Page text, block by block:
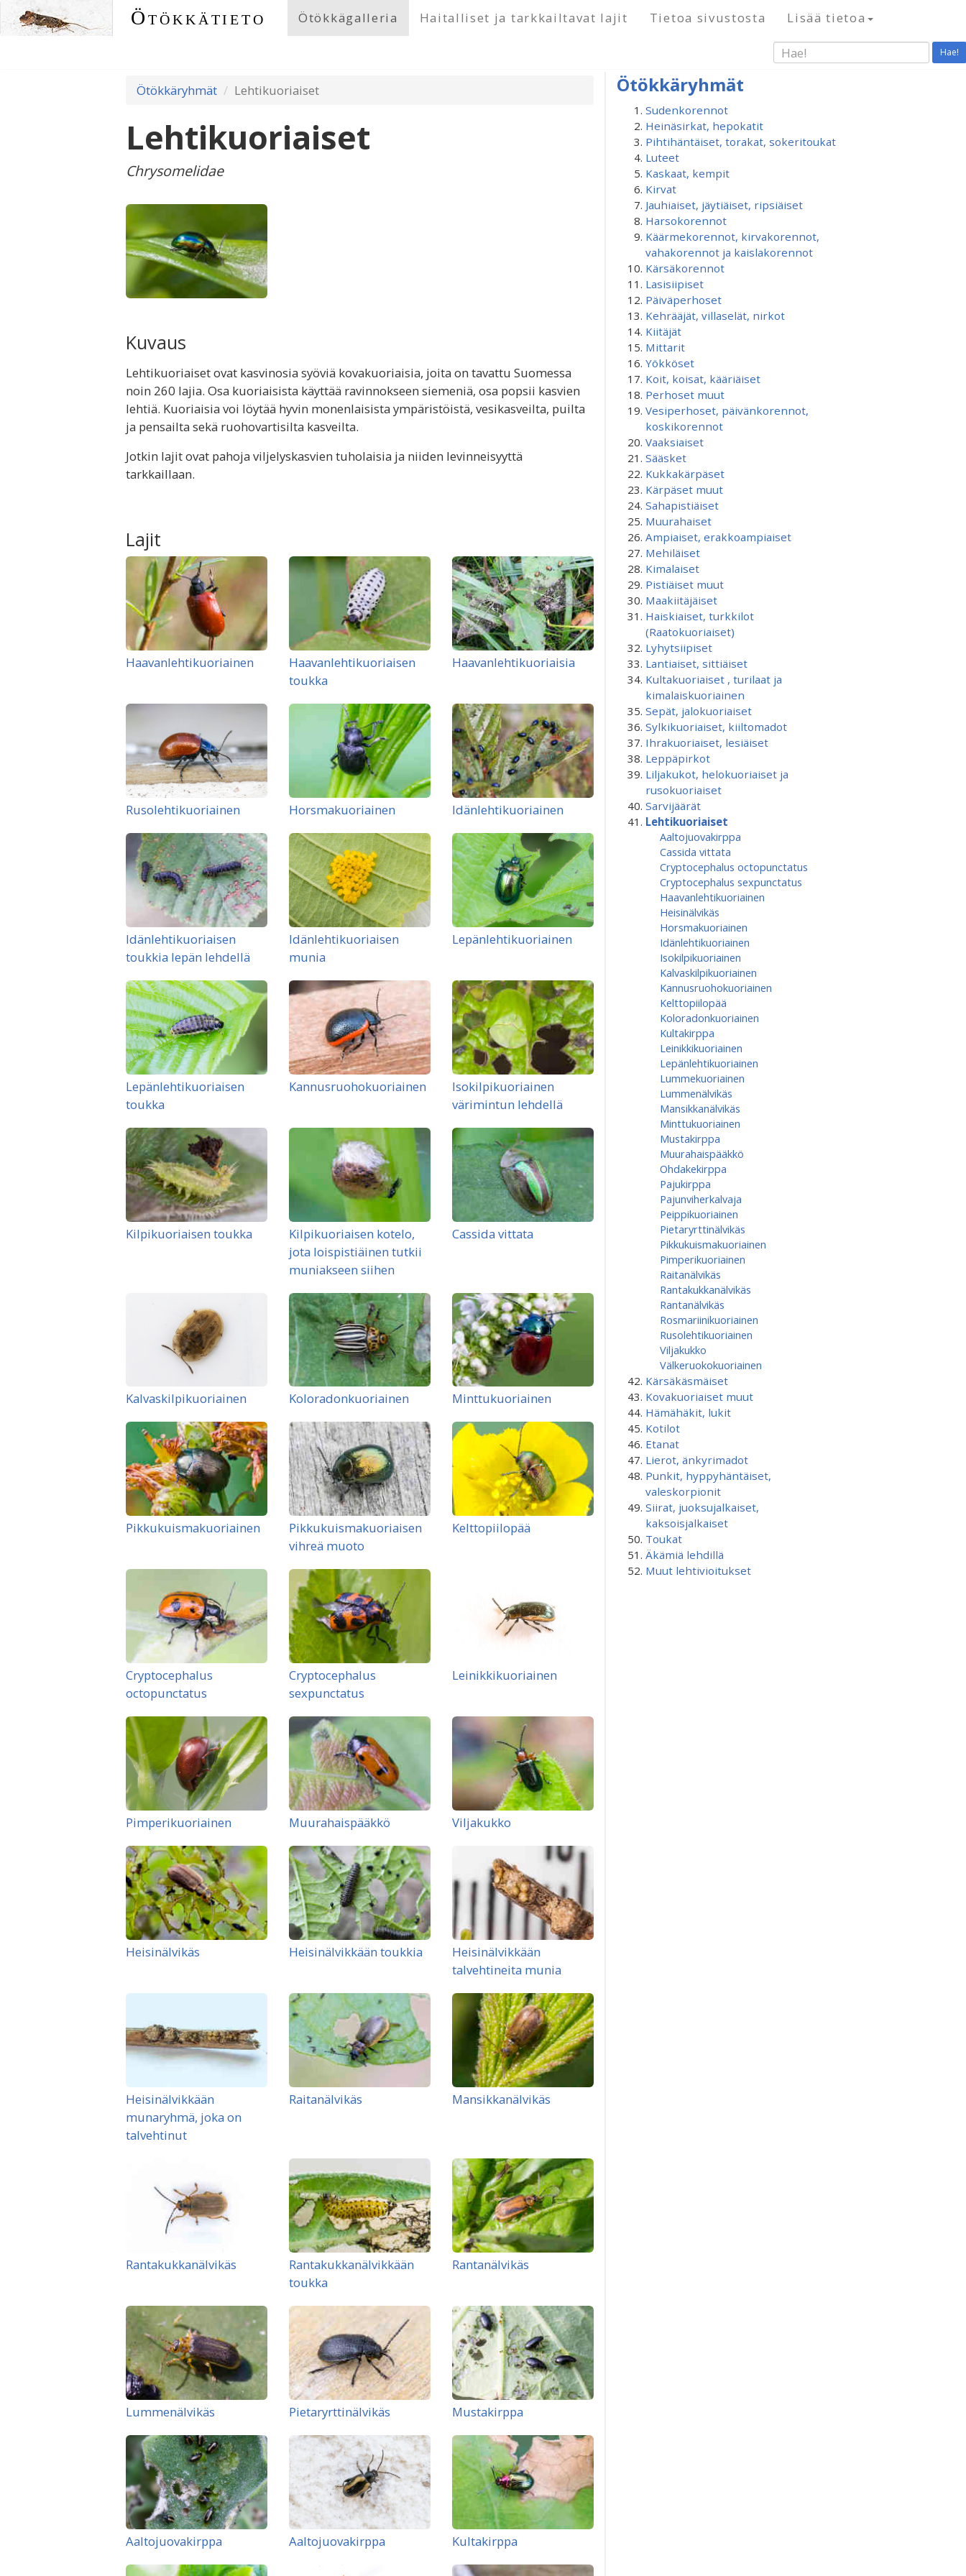
Ötökkätieto Ötökkägalleria Haitalliset ja tarkkailtavat lajit Tietoa sivustosta Lisää tietoa
Hae!
Ötökkäryhmät Lehtikuoriaiset
Lehtikuoriaiset
Chrysomelidae
Kuvaus
Lehtikuoriaiset ovat kasvinosia syöviä kovakuoriaisia, joita on tavattu Suomessa
noin 260 lajia. Osa kuoriaisista käyttää ravinnokseen siemeniä, osa popsii kasvien
lehtiä. Kuoriaisia voi löytää hyvin monenlaisista ympäristöistä, vesikasveilta, puilta
ja pensailta sekä ruohovartisilta kasveilta.
Jotkin lajit ovat pahoja viljelyskasvien tuholaisia ja niiden levinneisyyttä
tarkkaillaan.
Lajit
Haavanlehtikuoriainen
Haavanlehtikuoriaisen
toukka
Haavanlehtikuoriaisia
Rusolehtikuoriainen Horsmakuoriainen Idänlehtikuoriainen
Idänlehtikuoriaisen
toukkia lepän lehdellä
Idänlehtikuoriaisen
munia
Lepänlehtikuoriainen
Lepänlehtikuoriaisen
toukka
Kannusruohokuoriainen
Isokilpikuoriainen
värimintun lehdellä
Kilpikuoriaisen toukka
Kilpikuoriaisen kotelo,
jota loispistiäinen tutkii
muniakseen siihen
Cassida vittata
Kalvaskilpikuoriainen Koloradonkuoriainen Minttukuoriainen
Pikkukuismakuoriainen
Pikkukuismakuoriaisen
vihreä muoto
Kelttopiilopää
Cryptocephalus
octopunctatus
Cryptocephalus
sexpunctatus
Leinikkikuoriainen
Pimperikuoriainen Muurahaispääkkö Viljakukko
Heisinälvikäs Heisinälvikkään toukkia
Heisinälvikkään
talvehtineita munia
Heisinälvikkään
munaryhmä, joka on
talvehtinut
Raitanälvikäs Mansikkanälvikäs
Rantakukkanälvikäs
Rantakukkanälvikkään
toukka
Rantanälvikäs
Lummenälvikäs Pietaryrttinälvikäs Mustakirppa
Aaltojuovakirppa Aaltojuovakirppa Kultakirppa
Ötökkäryhmät
Sudenkorennot
Heinäsirkat, hepokatit
Pihtihäntäiset, torakat, sokeritoukat
Luteet
Kaskaat, kempit
Kirvat
Jauhiaiset, jäytiäiset, ripsiäiset
Harsokorennot
Käärmekorennot, kirvakorennot,
vahakorennot ja kaislakorennot
Kärsäkorennot
Lasisiipiset
Päiväperhoset
Kehrääjät, villaselät, nirkot
Kiitäjät
Mittarit
Yökköset
Koit, koisat, kääriäiset
Perhoset muut
Vesiperhoset, päivänkorennot,
koskikorennot
Vaaksiaiset
Sääsket
Kukkakärpäset
Kärpäset muut
Sahapistiäiset
Muurahaiset
Ampiaiset, erakkoampiaiset
Mehiläiset
Kimalaiset
Pistiäiset muut
Maakiitäjäiset
Haiskiaiset, turkkilot
(Raatokuoriaiset)
Lyhytsiipiset
Lantiaiset, sittiäiset
Kultakuoriaiset , turilaat ja
kimalaiskuoriainen
Sepät, jalokuoriaiset
Sylkikuoriaiset, kiiltomadot
Ihrakuoriaiset, lesiäiset
Leppäpirkot
Liljakukot, helokuoriaiset ja
rusokuoriaiset
Sarvijäärät
Lehtikuoriaiset
Aaltojuovakirppa
Cassida vittata
Cryptocephalus octopunctatus
Cryptocephalus sexpunctatus
Haavanlehtikuoriainen
Heisinälvikäs
Horsmakuoriainen
Idänlehtikuoriainen
Isokilpikuoriainen
Kalvaskilpikuoriainen
Kannusruohokuoriainen
Kelttopiilopää
Koloradonkuoriainen
Kultakirppa
Leinikkikuoriainen
Lepänlehtikuoriainen
Lummekuoriainen
Lummenälvikäs
Mansikkanälvikäs
Minttukuoriainen
Mustakirppa
Muurahaispääkkö
Ohdakekirppa
Pajukirppa
Pajunviherkalvaja
Peippikuoriainen
Pietaryrttinälvikäs
Pikkukuismakuoriainen
Pimperikuoriainen
Raitanälvikäs
Rantakukkanälvikäs
Rantanälvikäs
Rosmariinikuoriainen
Rusolehtikuoriainen
Viljakukko
Välkeruokokuoriainen
Kärsäkäsmäiset
Kovakuoriaiset muut
Hämähäkit, lukit
Kotilot
Etanat
Lierot, änkyrimadot
Punkit, hyppyhäntäiset,
valeskorpionit
Siirat, juoksujalkaiset,
kaksoisjalkaiset
Toukat
Äkämiä lehdillä
Muut lehtivioitukset